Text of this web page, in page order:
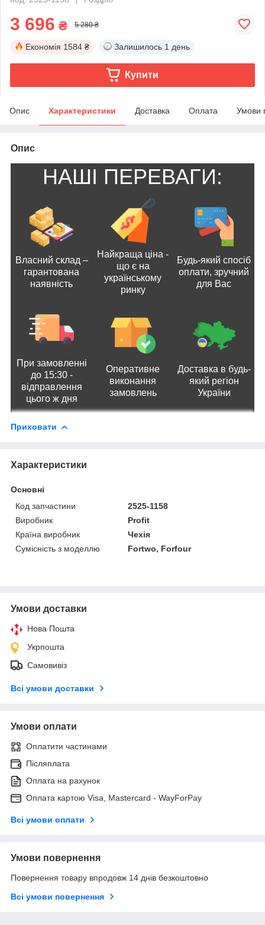
3 696 ₴ 5 280 ₴
Економія 1584 ₴ Залишилось 1 день
Купити
Опис Характеристики Доставка Оплата Умови
Опис
НАШІ ПЕРЕВАГИ:
Власний склад –
гарантована
наявність
Найкраща ціна -
що є на
українському
ринку
Будь-який спосіб
оплати, зручний
для Вас
При замовленні
до 15:30 -
відправлення
цього ж дня
Оперативне
виконання
замовлень
Доставка в будь-
який регіон
України
Приховати
Характеристики
Основні
Код запчастини
2525-1158
Виробник
Profit
Країна виробник
Чехія
Сумісність з моделлю
Fortwo, Forfour
Умови доставки
Нова Пошта
Укрпошта
Самовивіз
Всі умови доставки
Умови оплати
Оплатити частинами
Післяплата
Оплата на рахунок
Оплата картою Visa, Mastercard - WayForPay
Всі умови оплати
Умови повернення
Повернення товару впродовж 14 днів безкоштовно
Всі умови повернення